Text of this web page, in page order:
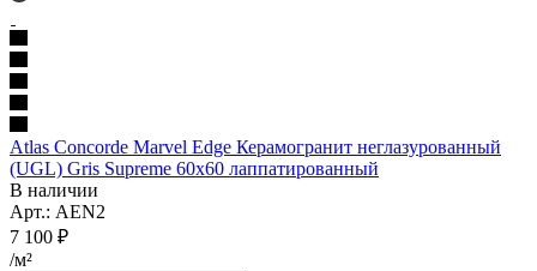
Atlas Concorde Marvel Edge Керамогранит неглазурованный
(UGL) Gris Supreme 60x60 лаппатированный
В наличии
Арт.: AEN2
7 100 ₽
/м²